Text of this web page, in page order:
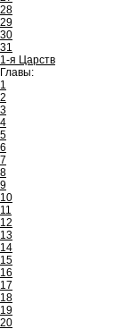
28
29
30
31
1-я Царств
Главы:
1
2
3
4
5
6
7
8
9
10
11
12
13
14
15
16
17
18
19
20